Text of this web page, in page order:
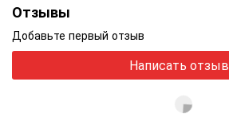
Отзывы
Добавьте первый отзыв
Написать отзыв